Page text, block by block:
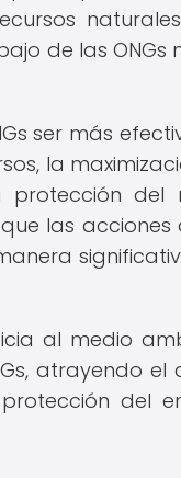
de las ONGs
ser más
la
del
las acciones
al medio
atrayendo el
del